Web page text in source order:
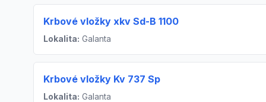
Krbové vložky xkv Sd-B 1100
Lokalita: Galanta
Krbové vložky Kv 737 Sp
Lokalita: Galanta